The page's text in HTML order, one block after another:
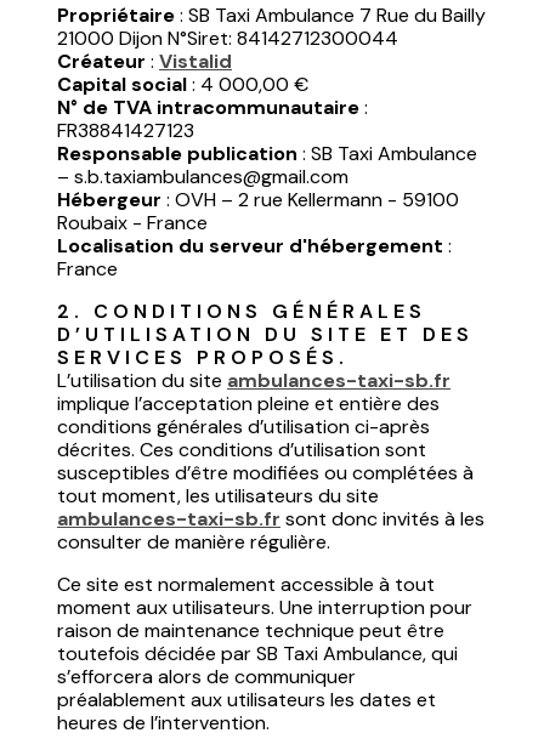
Propriétaire: SB Taxi Ambulance 7 Rue du Bailly
21000 Dijon N°Siret: 84142712300044
Créateur : Vistalid
Capital social: 4 000,00 €
N° de TVA intracommunautaire:
FR38841427123
Responsable publication : SB Taxi Ambulance
– s.b.taxiambulances@gmail.com
Hébergeur : OVH – 2 rue Kellermann - 59100
Roubaix - France
Localisation du serveur d'hébergement :
France
2. CONDITIONS GÉNÉRALES
D’UTILISATION DU SITE ET DES
SERVICES PROPOSÉS.
L’utilisation du site ambulances-taxi-sb.fr
implique l’acceptation pleine et entière des
conditions générales d’utilisation ci-après
décrites. Ces conditions d’utilisation sont
susceptibles d’être modifiées ou complétées à
tout moment, les utilisateurs du site
ambulances-taxi-sb.fr sont donc invités à les
consulter de manière régulière.
Ce site est normalement accessible à tout
moment aux utilisateurs. Une interruption pour
raison de maintenance technique peut être
toutefois décidée par SB Taxi Ambulance, qui
s’efforcera alors de communiquer
préalablement aux utilisateurs les dates et
heures de l’intervention.